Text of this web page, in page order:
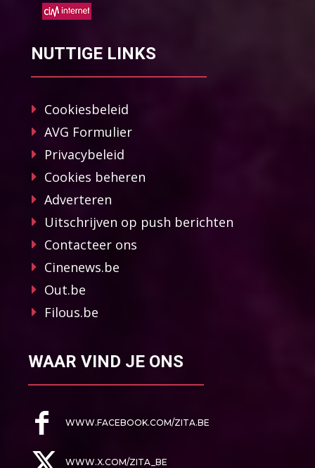
NUTTIGE LINKS
Cookiesbeleid
AVG Formulier
Privacybeleid
Cookies beheren
Adverteren
Uitschrijven op push berichten
Contacteer ons
Cinenews.be
Out.be
Filous.be
WAAR VIND JE ONS
WWW.FACEBOOK.COM/ZITA.BE
WWW.X.COM/ZITA_BE